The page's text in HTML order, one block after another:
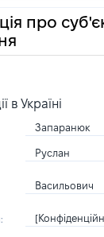
про
в Україні
Запаранюк
Руслан
Васильович